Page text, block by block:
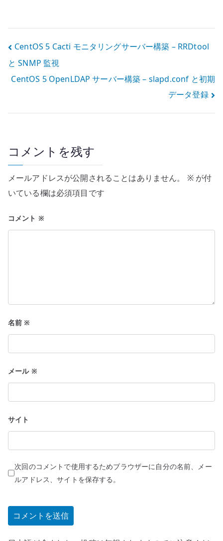
投
稿
ナ
ビ
ー
シ
ョ
ン
CentOS 5 Cacti モニタリングサーバー構築 – RRDtool
と SNMP 監視
CentOS 5 OpenLDAP サーバー構築 – slapd.conf と初期
データ登録
コメントを残す
メールアドレスが公開されることはありません。 ※が付
いている欄は必須項目です
コメント ※
名前※
メール ※
サイト
次回のコメントで使用するためブラウザーに自分の名前、メー
ルアドレス、サイトを保存する。